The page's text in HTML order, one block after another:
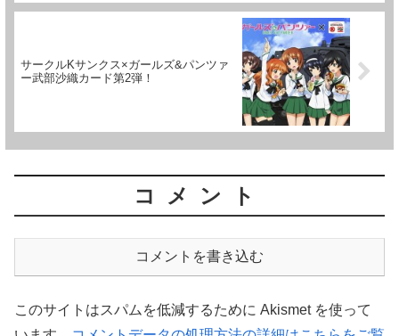
サークルKサンクス×ガールズ&パンツァ
ー武部沙織カード第2弾！
コメント
コメントを書き込む
このサイトはスパムを低減するために Akismet を使って